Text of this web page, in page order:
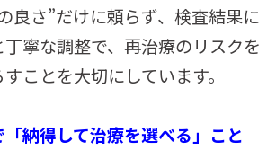
良さ”だけに頼らず、検査結果に
寧な調整で、再治療のリスクを
ことを大切にしています。
納得して治療を選べる」こと